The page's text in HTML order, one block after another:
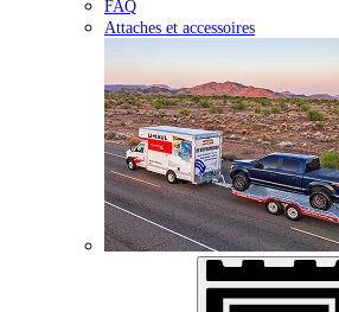
FAQ
Attaches et accessoires